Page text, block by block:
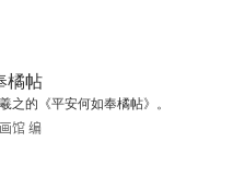
橘帖
之的《平安何如奉橘帖》。
馆 编